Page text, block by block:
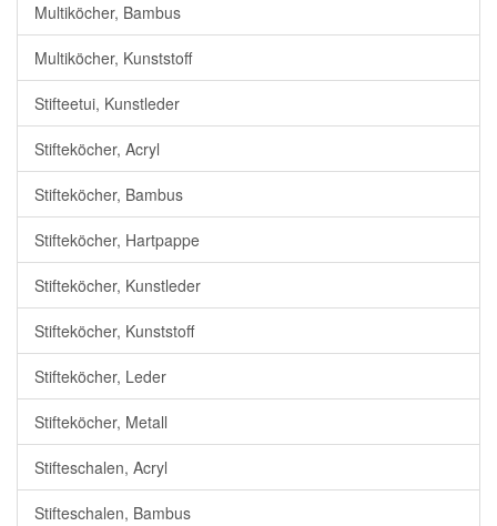
Multiköcher, Bambus
Multiköcher, Kunststoff
Stifteetui, Kunstleder
Stifteköcher, Acryl
Stifteköcher, Bambus
Stifteköcher, Hartpappe
Stifteköcher, Kunstleder
Stifteköcher, Kunststoff
Stifteköcher, Leder
Stifteköcher, Metall
Stifteschalen, Acryl
Stifteschalen, Bambus